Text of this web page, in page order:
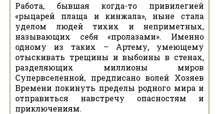
Работа, бывшая когда-то привилегией
«рыцарей плаща и кинжала», ныне стала
уделом людей тихих и неприметных,
называющих себя «пролазами». Именно
одному из таких – Артему, умеющему
отыскивать трещины и выбоины в стенах,
разделяющих миллионы миров
Супервселенной, предписано волей Хозяев
Времени покинуть пределы родного мира и
отправиться навстречу опасностям и
приключениям.